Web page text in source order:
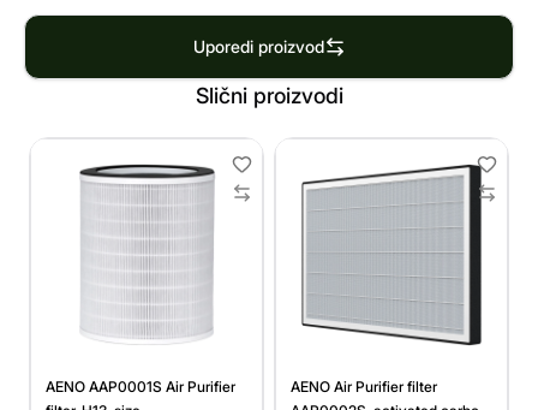
Uporedi proizvod
Slični proizvodi
AENO AAP0001S Air Purifier
AENO Air Purifier filter